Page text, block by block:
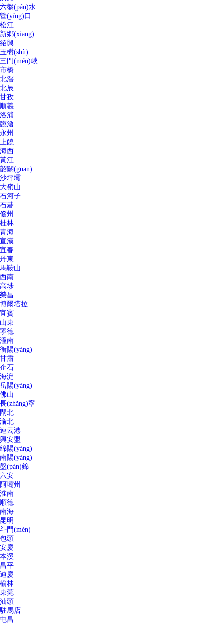
六盤(pán)水
營(yíng)口
松江
新鄉(xiāng)
紹興
玉樹(shù)
三門(mén)峽
市橋
北滘
北辰
甘孜
順義
洛浦
臨滄
永州
上饒
海西
黃江
韶關(guān)
沙坪壩
大嶺山
石河子
石碁
儋州
桂林
青海
宣漢
宜春
丹東
馬鞍山
西南
高埗
榮昌
博爾塔拉
宜賓
山東
寧德
潼南
衡陽(yáng)
甘肅
企石
海淀
岳陽(yáng)
佛山
長(zhǎng)寧
閘北
渝北
連云港
興安盟
綿陽(yáng)
南陽(yáng)
盤(pán)錦
六安
阿壩州
淮南
順德
南海
昆明
斗門(mén)
包頭
安慶
本溪
昌平
迪慶
榆林
東莞
汕頭
駐馬店
屯昌